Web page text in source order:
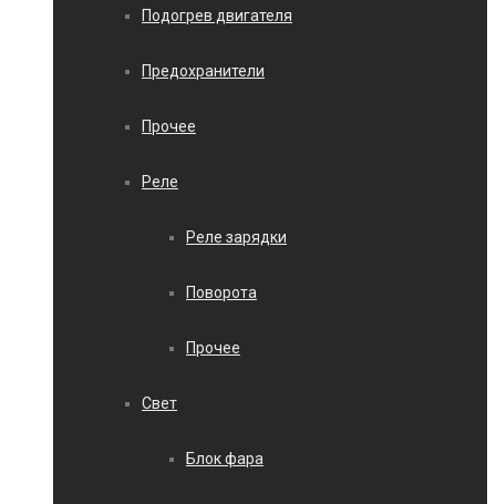
Подогрев двигателя
Предохранители
Прочее
Реле
Реле зарядки
Поворота
Прочее
Свет
Блок фара